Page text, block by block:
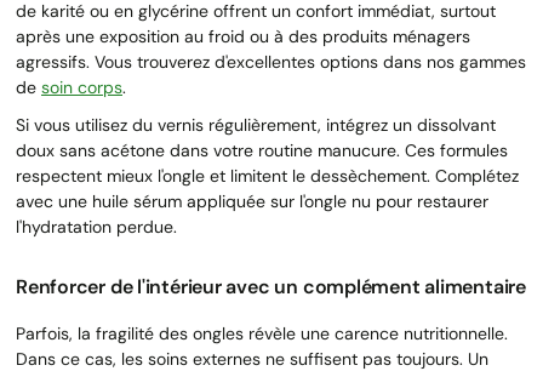
de karité ou en glycérine offrent un confort immédiat, surtout
après une exposition au froid ou à des produits ménagers
agressifs. Vous trouverez d'excellentes options dans nos gammes
de soin corps.
Si vous utilisez du vernis régulièrement, intégrez un dissolvant
doux sans acétone dans votre routine manucure. Ces formules
respectent mieux l'ongle et limitent le dessèchement. Complétez
avec une huile sérum appliquée sur l'ongle nu pour restaurer
l'hydratation perdue.
Renforcer de l'intérieur avec un complément alimentaire
Parfois, la fragilité des ongles révèle une carence nutritionnelle.
Dans ce cas, les soins externes ne suffisent pas toujours. Un